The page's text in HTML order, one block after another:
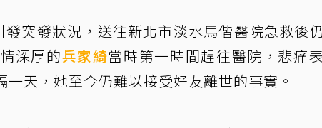
發突發狀況，送往新北市淡水馬偕醫院急救後
深厚的兵家綺當時第一時間趕往醫院，悲痛
一天，她至今仍難以接受好友離世的事實。